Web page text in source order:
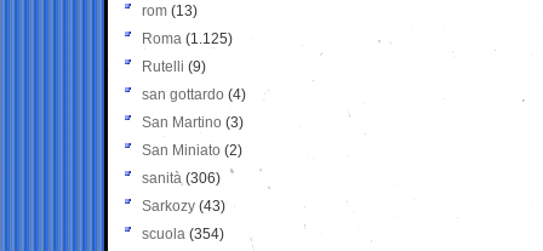
rom (13)
Roma (1.125)
Rutelli (9)
san gottardo (4)
San Martino (3)
San Miniato (2)
sanità (306)
Sarkozy (43)
scuola (354)